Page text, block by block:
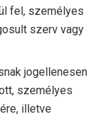
fel, személyes
szerv vagy
jogellenesen
személyes
illetve